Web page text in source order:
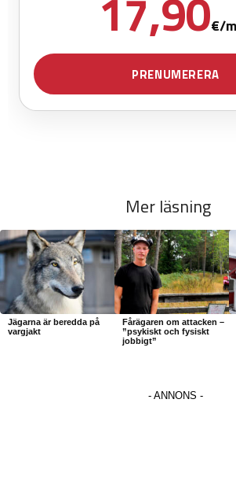
Mer läsning
Jägarna är beredda på
vargjakt
Fårägaren om attacken –
”psykiskt och fysiskt
jobbigt”